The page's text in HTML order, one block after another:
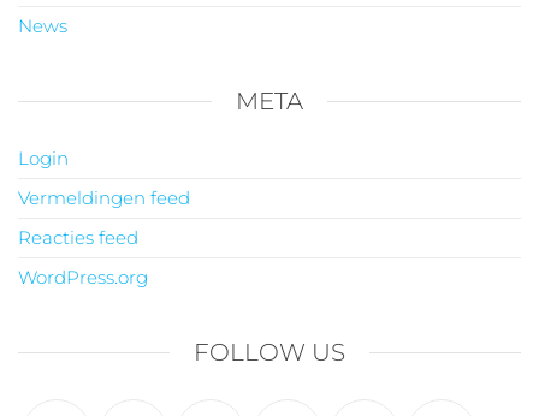
News
META
Login
Vermeldingen feed
Reacties feed
WordPress.org
FOLLOW US